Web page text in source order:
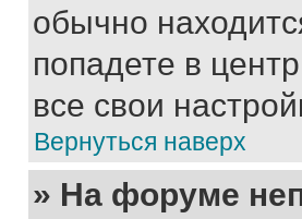
обычно
попадете в
все свои
Вернуться наверх
» На форуме